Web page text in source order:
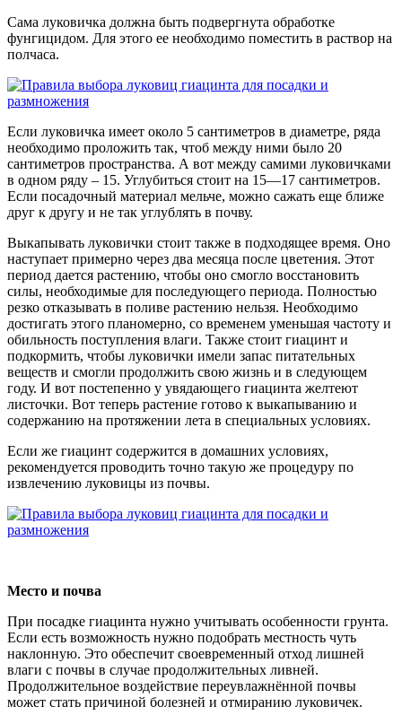
Сама луковичка должна быть подвергнута обработке
фунгицидом. Для этого ее необходимо поместить в раствор на
полчаса.
Если луковичка имеет около 5 сантиметров в диаметре, ряда
необходимо проложить так, чтоб между ними было 20
сантиметров пространства. А вот между самими луковичками
в одном ряду – 15. Углубиться стоит на 15—17 сантиметров.
Если посадочный материал мельче, можно сажать еще ближе
друг к другу и не так углублять в почву.
Выкапывать луковички стоит также в подходящее время. Оно
наступает примерно через два месяца после цветения. Этот
период дается растению, чтобы оно смогло восстановить
силы, необходимые для последующего периода. Полностью
резко отказывать в поливе растению нельзя. Необходимо
достигать этого планомерно, со временем уменьшая частоту и
обильность поступления влаги. Также стоит гиацинт и
подкормить, чтобы луковички имели запас питательных
веществ и смогли продолжить свою жизнь и в следующем
году. И вот постепенно у увядающего гиацинта желтеют
листочки. Вот теперь растение готово к выкапыванию и
содержанию на протяжении лета в специальных условиях.
Если же гиацинт содержится в домашних условиях,
рекомендуется проводить точно такую же процедуру по
извлечению луковицы из почвы.
Место и почва
При посадке гиацинта нужно учитывать особенности грунта.
Если есть возможность нужно подобрать местность чуть
наклонную. Это обеспечит своевременный отход лишней
влаги с почвы в случае продолжительных ливней.
Продолжительное воздействие переувлажнённой почвы
может стать причиной болезней и отмиранию луковичек.